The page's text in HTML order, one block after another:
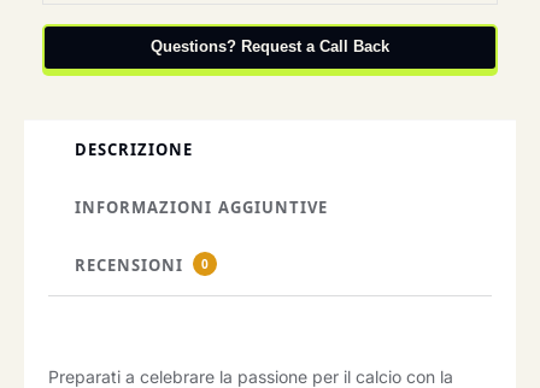
Questions? Request a Call Back
DESCRIZIONE
INFORMAZIONI AGGIUNTIVE
RECENSIONI 0
Preparati a celebrare la passione per il calcio con la